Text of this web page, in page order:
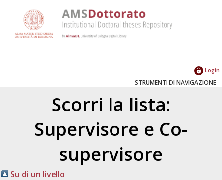
Login
STRUMENTI DI NAVIGAZIONE
Scorri la lista:
Supervisore e Co-
supervisore
Su di un livello